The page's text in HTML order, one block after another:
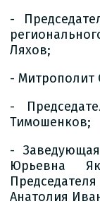
-
Ляхов;
- Митрополит
-
Тимошенков;
-
Юрьевна
Анатолия